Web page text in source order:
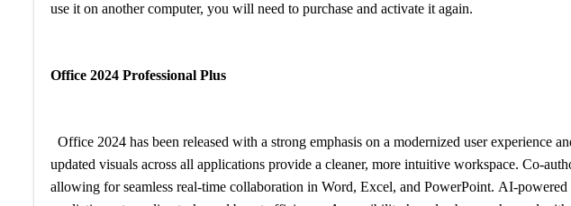
use it on another computer, you will need to purchase and activate it again.
Office 2024 Professional Plus
Office 2024 has been released with a strong emphasis on a modernized user experience
updated visuals across all applications provide a cleaner, more intuitive workspace. Co-
allowing for seamless real-time collaboration in Word, Excel, and PowerPoint. AI-